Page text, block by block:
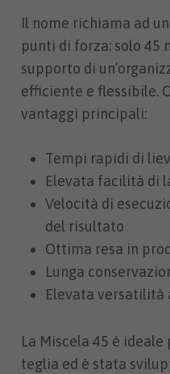
Il nome richiama ad
punti di forza: solo 45
supporto di
efficiente e flessibile.
vantaggi principali:
Tempi rapidi di
Elevata facilità di
Velocità di
del risultato
Ottima resa in
Lunga
Elevata versatilità
La Miscela 45 è
teglia ed è stata